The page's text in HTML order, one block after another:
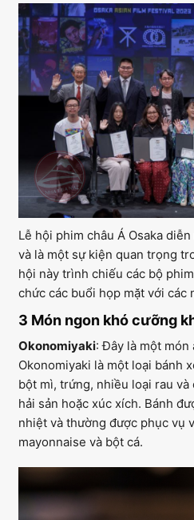
Lễ hội phim châu Á Osaka
và là một sự kiện quan trọng
hội này trình chiếu các bộ
chức các buổi họp mặt với các
3 Món ngon khó cưỡng
Okonomiyaki: Đây là một món
Okonomiyaki là một loại bánh
bột mì, trứng, nhiều loại rau
hải sản hoặc xúc xích. Bánh
nhiệt và thường được phục vụ
mayonnaise và bột cá.